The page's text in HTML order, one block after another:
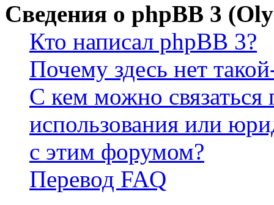
Сведения о phpBB 3
Кто написал phpBB 3?
Почему здесь нет
С кем можно связаться
использования или
с этим форумом?
Перевод FAQ